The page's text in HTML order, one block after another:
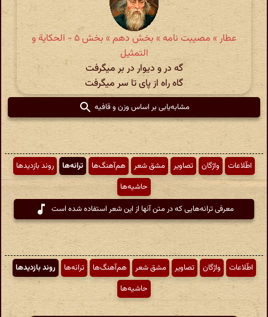
عطار » مصیبت نامه » بخش دهم » بخش ۵ - الحكایة و
التمثیل
گه در و دیوار در بر میگرفت
گاه راه از پای تا سر میگرفت
مشابه‌یابی بر اساس وزن و قافیه
اطّلاعات واژگان تصاویر مشق شعر هم‌آهنگ‌ها ترانه‌ها
روند بازدیدها
حاشیه‌ها
معرفی ترانه‌هایی که در متن آنها از این شعر استفاده شده است
اطّلاعات واژگان تصاویر مشق شعر هم‌آهنگ‌ها ترانه‌ها
روند بازدیدها
حاشیه‌ها